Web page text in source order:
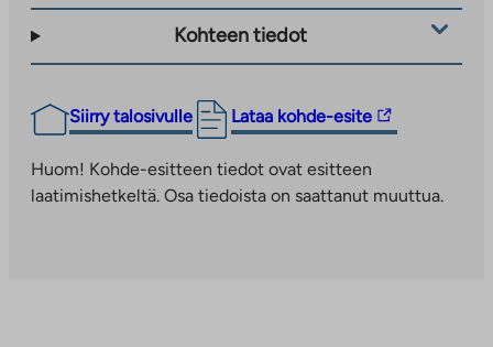
Kohteen tiedot
Siirry talosivulle Lataa kohde-esite
Linkki
ulkopuoliseen
palveluun.
Huom! Kohde-esitteen tiedot ovat esitteen
laatimishetkeltä. Osa tiedoista on saattanut muuttua.